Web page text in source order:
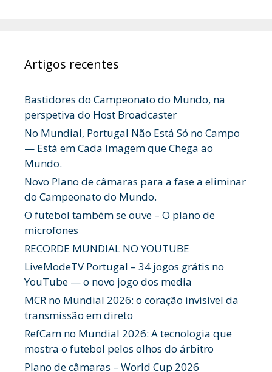
Artigos recentes
Bastidores do Campeonato do Mundo, na
perspetiva do Host Broadcaster
No Mundial, Portugal Não Está Só no Campo
— Está em Cada Imagem que Chega ao
Mundo.
Novo Plano de câmaras para a fase a eliminar
do Campeonato do Mundo.
O futebol também se ouve – O plano de
microfones
RECORDE MUNDIAL NO YOUTUBE
LiveModeTV Portugal – 34 jogos grátis no
YouTube — o novo jogo dos media
MCR no Mundial 2026: o coração invisível da
transmissão em direto
RefCam no Mundial 2026: A tecnologia que
mostra o futebol pelos olhos do árbitro
Plano de câmaras – World Cup 2026